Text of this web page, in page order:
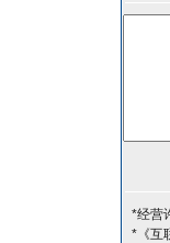
*经营
*《互